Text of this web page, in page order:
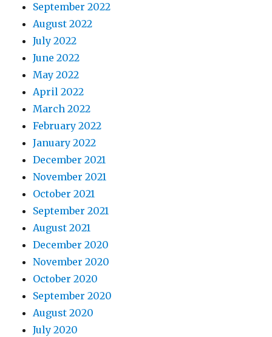
September 2022
August 2022
July 2022
June 2022
May 2022
April 2022
March 2022
February 2022
January 2022
December 2021
November 2021
October 2021
September 2021
August 2021
December 2020
November 2020
October 2020
September 2020
August 2020
July 2020